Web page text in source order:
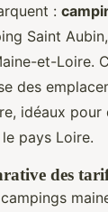
:
Saint
et-Loire.
des
idéaux pour
pays Loire.
des